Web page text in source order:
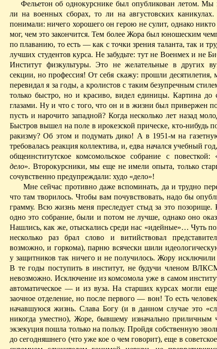
Фельетон об однокурснике был опубликован летом. Мы
ли на военных сборах, то ли на августовских
понимали: ничего хорошего он герою не сулит, однако
мог, чем это закончится. Тем более Жора был юношеским
по плаванию, то есть — как с точки зрения таланта, так и
лучших студентов курса. Не забудьте: тут не Военмех и не
Институт физкультуры. Это не желательные в других
секции, но профессия! От себя скажу: прошли десятилетия,
перевидал я за годы, а кролистов с таким безупречным
только быстро, но и красиво, видел единицы. Картина до
глазами. Ну и что с того, что он и в жизни был привержен
пусть и нарочито западной? Когда несколько лет назад
Быстров вышел на поле в ирокезской прическе, кто-нибудь
ракизму? Об этом и подумать дико! А в 1951-м на
требовалась реакция коллектива, и, едва начался учебный
общеинститутское комсомольское собрание с повесткой:
дело». Второкурсники, мы еще не имели опыта, только
сочувственно предупреждали: худо «дело»!
Мне сейчас противно даже вспоминать, да и трудно
что там творилось. Чтобы вам почувствовать, надо бы
грамму. Всю жизнь меня преследует стыд за это позорище.
одно это собрание, были и потом не лучше, однако оно
Нашлись, как же, отыскались среди нас «идейные»… Чуть
несколько раз брал слово и витийствовал
возможно, и горкома), парню всячески шили
у защитников так ничего и не получилось. Жору исключили
В те годы поступить в институт, не будучи членом
невозможно. Исключение из комсомола уже в самом
автоматическое — и из вуза. На старших курсах могли
заочное отделение, но после первого — вон! То есть
начавшуюся жизнь. Слава Богу (и в данном случае это
никогда уместно), Жоре, бывшему изначально приличным
экзекуция пошла только на пользу.Пройдя собственную
до сегодняшнего (что уже кое о чем говорит), еще в